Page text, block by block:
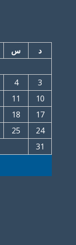
د س
3
4
10
11
17
18
24
25
31